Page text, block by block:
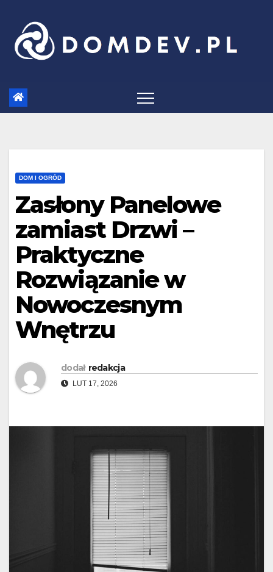
content
DOM I OGRÓD
Zasłony Panelowe
zamiast Drzwi –
Praktyczne
Rozwiązanie w
Nowoczesnym
Wnętrzu
dodał redakcja
LUT 17, 2026